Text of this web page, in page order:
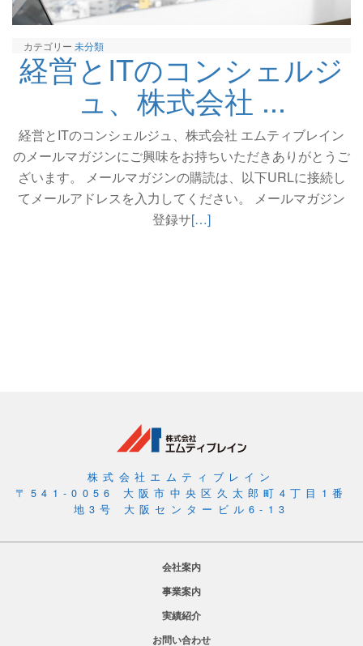
カテゴリー 未分類
経営とITのコンシェルジ
ュ、株式会社 ...
経営とITのコンシェルジュ、株式会社 エムティブレイン
のメールマガジンにご興味をお持ちいただきありがとうご
ざいます。 メールマガジンの購読は、以下URLに接続し
てメールアドレスを入力してください。 メールマガジン
登録サ続
ン
ェ
ル
株
式
会
社
[…]
株式会社エムティブレイン
〒541-0056 大阪市中央区久太郎町4丁目1番
地3号 大阪センタービル6-13
会社案内
事業案内
実績紹介
お問い合わせ